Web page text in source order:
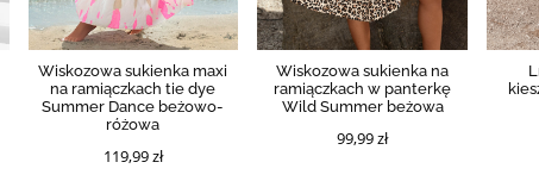
Wiskozowa sukienka maxi
na ramiączkach tie dye
Summer Dance beżowo-
różowa
119,99 zł
Wiskozowa sukienka na
ramiączkach w panterkę
Wild Summer beżowa
99,99 zł